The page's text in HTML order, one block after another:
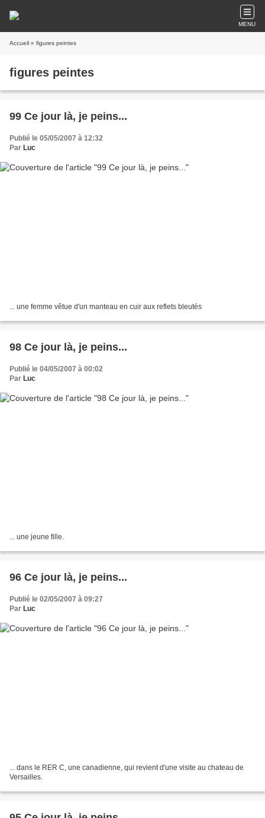
MENU
Accueil » figures peintes
figures peintes
99 Ce jour là, je peins...
Publié le 05/05/2007 à 12:32
Par Luc
... une femme vêtue d'un manteau en cuir aux reflets bleutés
98 Ce jour là, je peins...
Publié le 04/05/2007 à 00:02
Par Luc
... une jeune fille.
96 Ce jour là, je peins...
Publié le 02/05/2007 à 09:27
Par Luc
... dans le RER C, une canadienne, qui revient d'une visite au chateau de
Versailles.